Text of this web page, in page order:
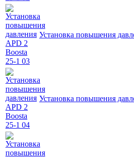
Установка повышения
Установка повышения